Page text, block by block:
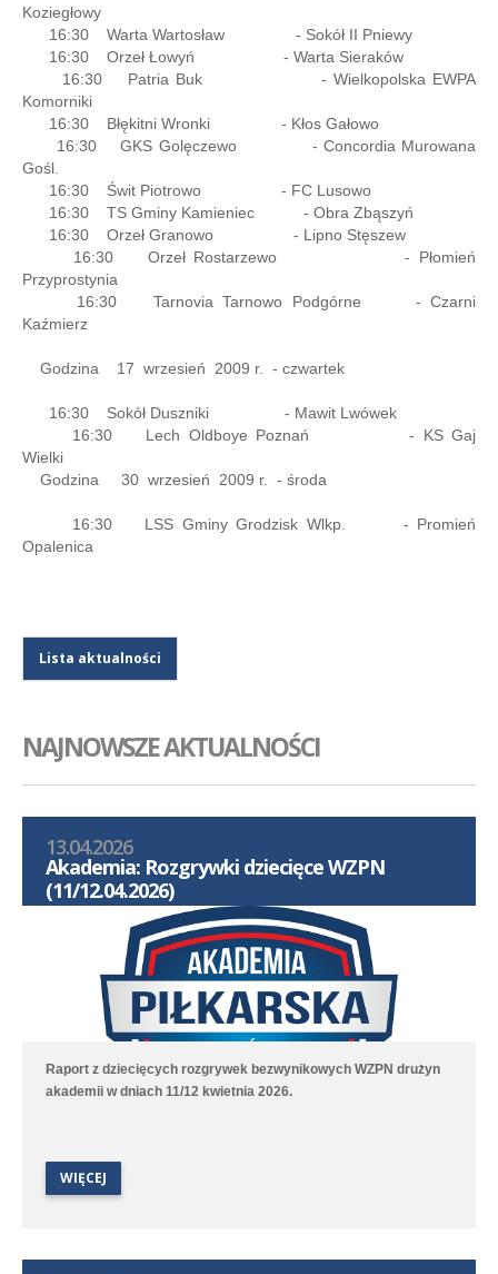
Koziegłowy
16:30 Warta Wartosław - Sokół II Pniewy
16:30 Orzeł Łowyń - Warta Sieraków
16:30 Patria Buk - Wielkopolska EWPA
Komorniki
16:30 Błękitni Wronki - Kłos Gałowo
16:30 GKS Golęczewo - Concordia Murowana
Gośl.
16:30 Świt Piotrowo - FC Lusowo
16:30 TS Gminy Kamieniec - Obra Zbąszyń
16:30 Orzeł Granowo - Lipno Stęszew
16:30 Orzeł Rostarzewo - Płomień
Przyprostynia
16:30 Tarnovia Tarnowo Podgórne - Czarni
Kaźmierz
Godzina 17 wrzesień 2009 r. - czwartek
16:30 Sokół Duszniki - Mawit Lwówek
16:30 Lech Oldboye Poznań - KS Gaj
Wielki
Godzina 30 wrzesień 2009 r. - środa
16:30 LSS Gminy Grodzisk Wlkp. - Promień
Opalenica
Lista aktualności
NAJNOWSZE AKTUALNOŚCI
13.04.2026
Akademia: Rozgrywki dziecięce WZPN
(11/12.04.2026)
Raport z dziecięcych rozgrywek bezwynikowych WZPN drużyn
akademii w dniach 11/12 kwietnia 2026.
WIĘCEJ